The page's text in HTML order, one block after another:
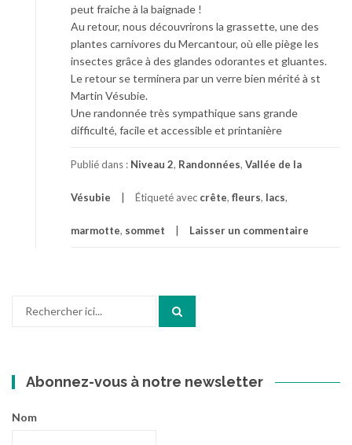
peut fraiche à la baignade !
Au retour, nous découvrirons la grassette, une des
plantes carnivores du Mercantour, où elle piège les
insectes grâce à des glandes odorantes et gluantes.
Le retour se terminera par un verre bien mérité à st
Martin Vésubie.
Une randonnée très sympathique sans grande
difficulté, facile et accessible et printanière
Publié dans : Niveau 2, Randonnées, Vallée de la
Vésubie Étiqueté avec crête, fleurs, lacs,
marmotte, sommet Laisser un commentaire
Abonnez-vous à notre newsletter
Nom